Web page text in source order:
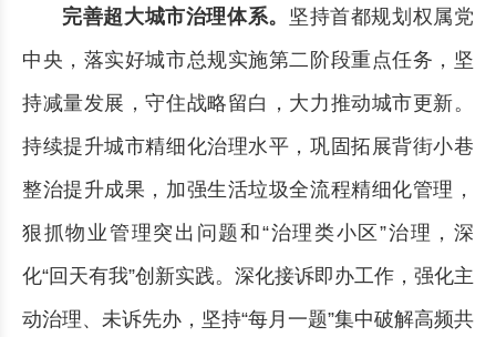
完善超大城市治理体系。 坚持首都规划权属党
中央，落实好城市总规实施第二阶段重点任务，坚
持减量发展，守住战略留白，大力推动城市更新。
持续提升城市精细化治理水平，巩固拓展背街小巷
整治提升成果，加强生活垃圾全流程精细化管理，
狠抓物业管理突出问题和“治理类小区”治理，深
化“回天有我”创新实践。深化接诉即办工作，强化主
动治理、未诉先办，坚持“每月一题”集中破解高频共